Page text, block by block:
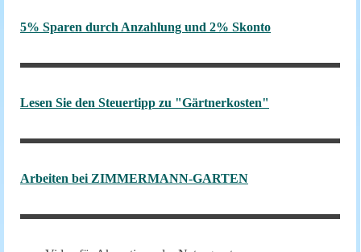
5% Sparen durch Anzahlung und 2% Skonto
Lesen Sie den Steuertipp zu "Gärtnerkosten"
Arbeiten bei ZIMMERMANN-GARTEN